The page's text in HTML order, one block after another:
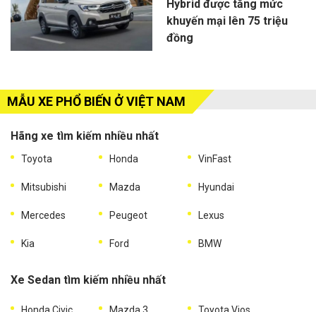
Hybrid được tăng mức
khuyến mại lên 75 triệu
đồng
MẪU XE PHỔ BIẾN Ở VIỆT NAM
Hãng xe tìm kiếm nhiều nhất
Toyota Honda VinFast
Mitsubishi Mazda Hyundai
Mercedes Peugeot Lexus
Kia Ford BMW
Xe Sedan tìm kiếm nhiều nhất
Honda Civic Mazda 3 Toyota Vios